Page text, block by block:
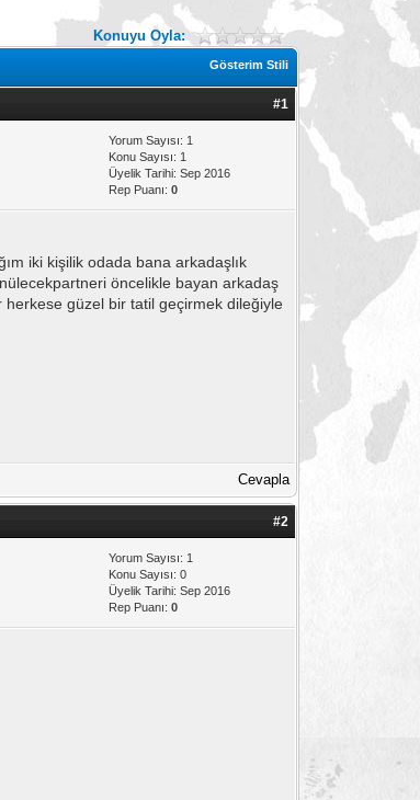
Konuyu Oyla:
Gösterim Stili
#1
Yorum Sayısı: 1
Konu Sayısı: 1
Üyelik Tarihi: Sep 2016
Rep Puanı:0
iki kişilik odada bana arkadaşlık
öncelikle bayan arkadaş
herkese güzel bir tatil geçirmek dileğiyle
Cevapla
#2
Yorum Sayısı: 1
Konu Sayısı: 0
Üyelik Tarihi: Sep 2016
Rep Puanı:0